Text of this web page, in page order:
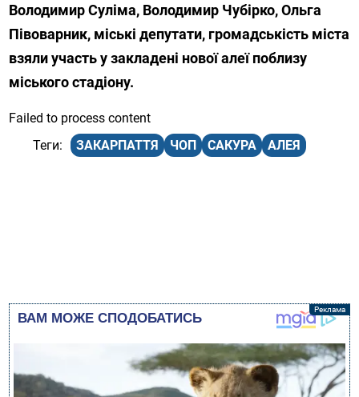
Володимир Суліма, Володимир Чубірко, Ольга
Півоварник, міські депутати, громадськість міста
взяли участь у закладені нової алеї поблизу
міського стадіону.
Failed to process content
ЗАКАРПАТТЯ
ЧОП САКУРА АЛЕЯ